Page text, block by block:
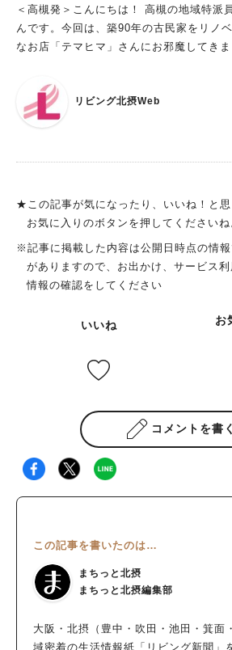
なものを使いたいという思いから地元の
いるそうです。 参考に・・と、八百屋さんのお名前を伺うとな
んと先日取材させていただいた「
の当たりにして、なんだかホッコリしました。 地産地消
キですね。 京田辺では、学生さんたちの間でとても人気のお店
だったそうです。 ここ吹田でも、地元の方の憩いの場となりつ
た。 「京田辺の玉露が忘れられなくて今も京田辺から取り寄せ
ださったご主人。 お客様一組一組をお店の外までお見送りされ
ている姿がとても印象的だった奥様。 素敵なご夫婦の人柄の良
迎会、打ち上げなどの店内貸切も可能な
でデザートも楽しめるんです！ 次回は、デザートまでフルで楽
に、吹田にできて嬉しいです。 気になった方は、ぜひ行ってみ
＜高槻発＞こんにちは！ 高槻の地域特派
んです。今回は、築90年の古民家をリノ
なお店「テマヒマ」さんにお邪魔してきま
んざいセット」が気になる！ さらに、民
具、食に関する古書も取り扱っていて…と
沢山。一体どんなお店で、そしてどんな
てくれます。 出典：リビング北摂Web 器
いただきました。 出典：リビング北摂
ながら、店内は板張りで、テーブルや椅
でいます。落ち着いた照明と、窓から入
関する古書の取り扱いも。 出典：リビン
ゆとりをもたせてあり、ゆったりとくつ
お味噌が選べる！みそソムリエのおばん
その日のランチメニューは「お味噌汁を
いセット」であること、お味噌汁のお味
と、お店で発芽させ土鍋で炊いた玄米ご
ど。 この日は、お店で仕込んだ米味噌のほか、麦味噌、豆味噌
汁も選べるテマヒマ味噌ベジキーマカレ
く、お味噌汁やサラダなどもついたセット
して、いただいたランチがこちら！ 出典
「お味噌汁を選べるテマヒマおばんざいセット
米、お味噌汁、野菜をたっぷり使ったお
メニューは3～4週間ごとに変わるのだとか。 お味噌汁以外
品のおかずに味噌が使われているそう。
リビング北摂Web
★この記事が気になったり、いいね！と
お気に入りのボタンを押してくださいね
※記事に掲載した内容は公開日時点の情
がありますので、お出かけ、サービス
情報の確認をしてください
いいね お
コメントを書く
この記事を書いたのは…
まちっと北摂
まちっと北摂編集部
大阪・北摂（豊中・吹田・池田・箕面
域密着の生活情報紙「リビング新聞」
#今週どこいく？ #自然とふれあう
#教えたい／教えて投稿記事